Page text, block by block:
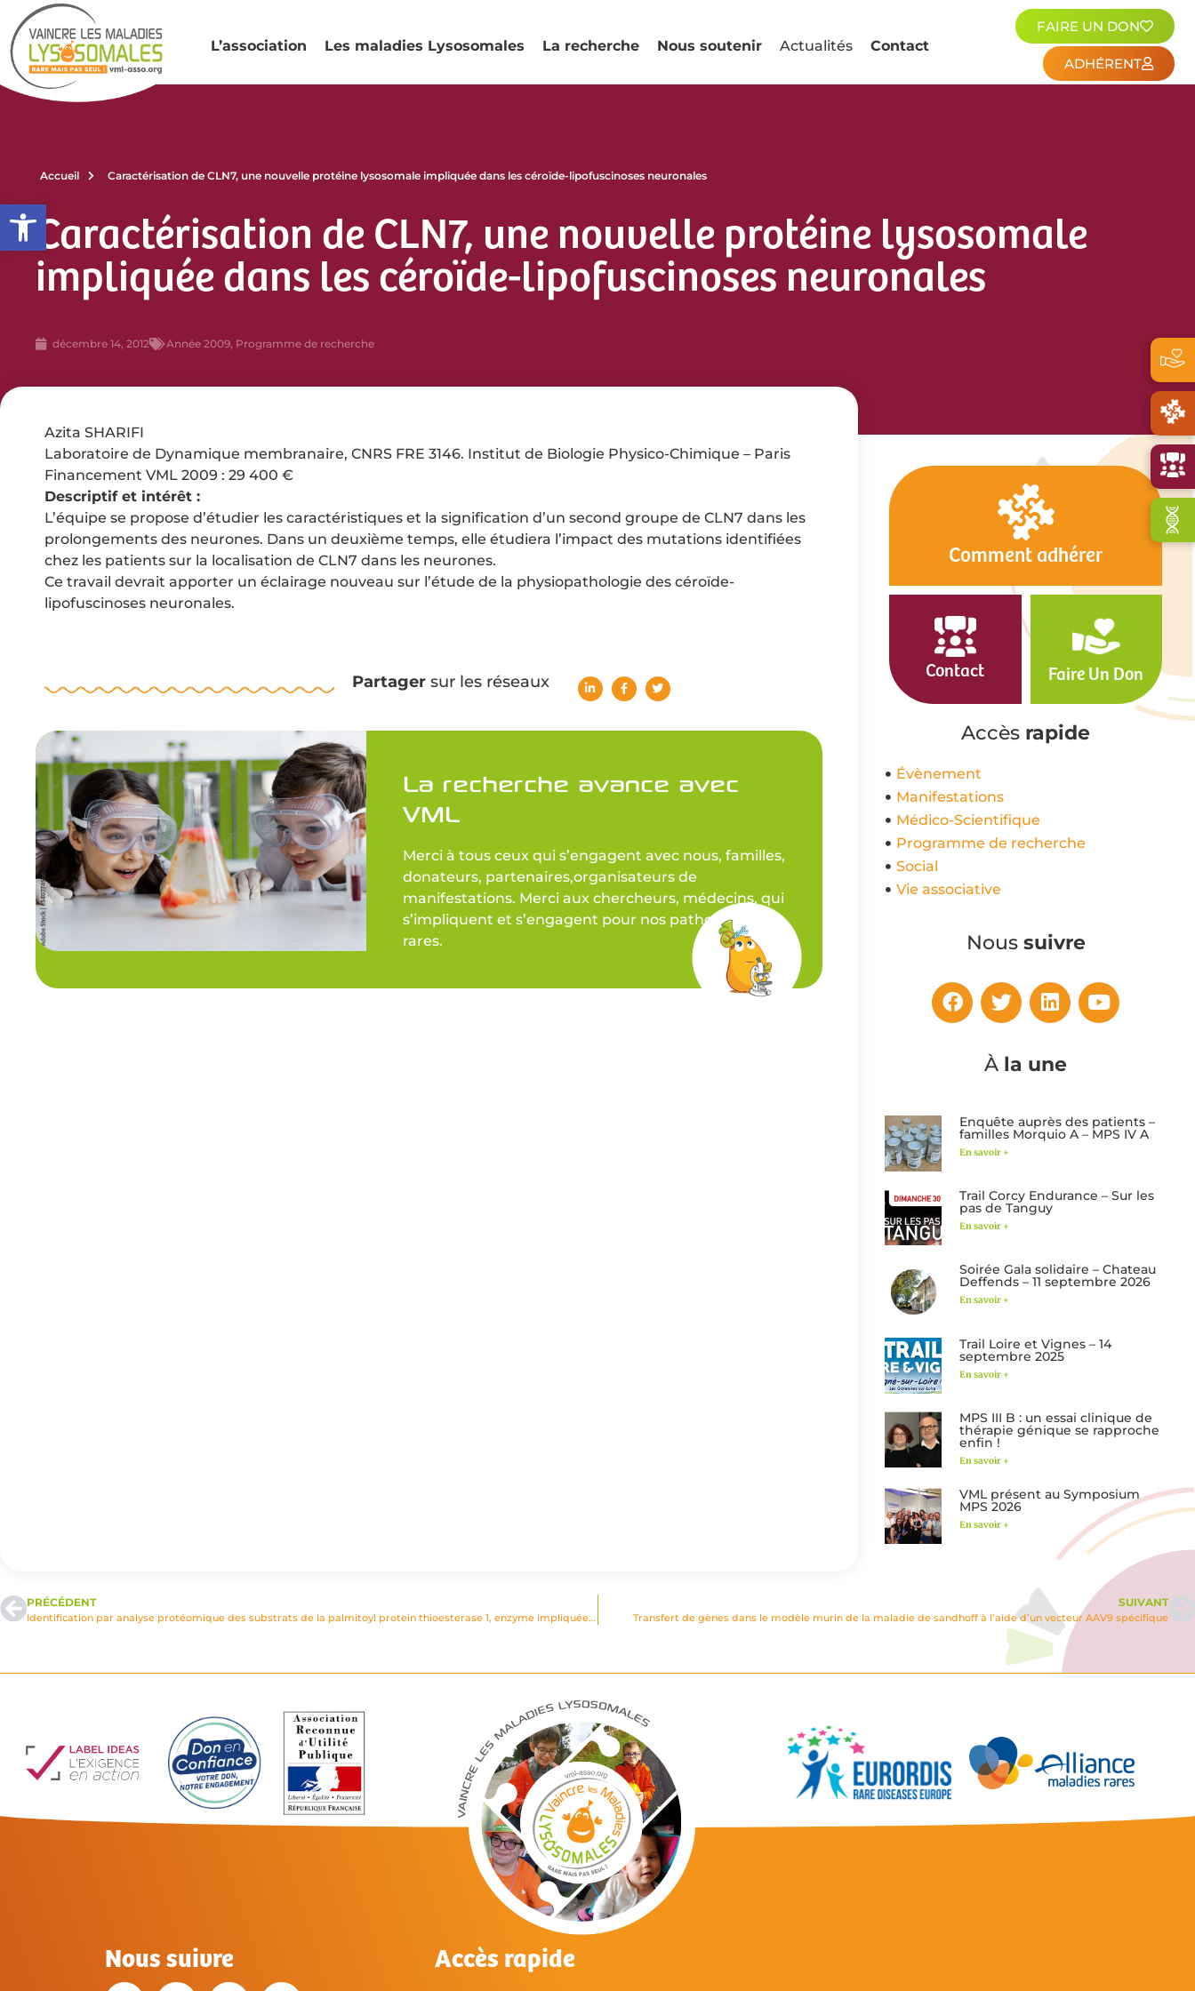
Ouvrir la barre d’outils
L’association Les maladies Lysosomales La recherche Nous soutenir Actualités Contact
FAIRE UN DON
ADHÉRENT
Accueil Caractérisation de CLN7, une nouvelle protéine lysosomale impliquée dans les céroïde-lipofuscinoses neuronales
Caractérisation de CLN7, une nouvelle protéine lysosomale
impliquée dans les céroïde-lipofuscinoses neuronales
décembre 14, 2012 Année 2009, Programme de recherche
Azita SHARIFI
Laboratoire de Dynamique membranaire, CNRS FRE 3146. Institut de Biologie Physico-Chimique – Paris
Financement VML 2009 : 29 400 €
Descriptif et intérêt :
L’équipe se propose d’étudier les caractéristiques et la signification d’un second groupe de CLN7 dans les
prolongements des neurones. Dans un deuxième temps, elle étudiera l’impact des mutations identifiées
chez les patients sur la localisation de CLN7 dans les neurones.
Ce travail devrait apporter un éclairage nouveau sur l’étude de la physiopathologie des céroïde-
lipofuscinoses neuronales.
Partagersur les réseaux
La recherche avance avec
VML
Merci à tous ceux qui s’engagent avec nous, familles,
donateurs, partenaires,organisateurs de
manifestations. Merci aux chercheurs, médecins, qui
s’impliquent et s’engagent pour nos pathologies
rares.
Comment adhérer
Contact Faire Un Don
Accès rapide
Évènement
Manifestations
Médico-Scientifique
Programme de recherche
Social
Vie associative
Nous suivre
À la une
Enquête auprès des patients –
familles Morquio A – MPS IV A
En savoir +
Trail Corcy Endurance – Sur les
pas de Tanguy
En savoir +
Soirée Gala solidaire – Chateau
Deffends – 11 septembre 2026
En savoir +
Trail Loire et Vignes – 14
septembre 2025
En savoir +
MPS III B : un essai clinique de
thérapie génique se rapproche
enfin !
En savoir +
VML présent au Symposium
MPS 2026
En savoir +
PRÉCÉDENT
Identification par analyse protéomique des substrats de la palmitoyl protein thioesterase 1, enzyme impliquée dans la forme infantile des céroïde-lipofuscinoses neuronales
SUIVANT
Transfert de gènes dans le modèle murin de la maladie de sandhoff à l’aide d’un vecteur AAV9 spécifique
Nous suivre Accès rapide